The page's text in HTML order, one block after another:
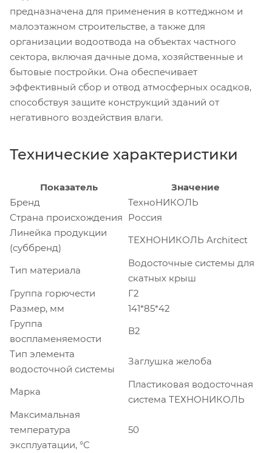
предназначена для применения в коттеджном и
малоэтажном строительстве, а также для
организации водоотвода на объектах частного
сектора, включая дачные дома, хозяйственные и
бытовые постройки. Она обеспечивает
эффективный сбор и отвод атмосферных осадков,
способствуя защите конструкций зданий от
негативного воздействия влаги.
Технические характеристики
Показатель
Значение
Бренд
ТехноНИКОЛЬ
Страна происхождения Россия
Линейка продукции
(суббренд)
ТЕХНОНИКОЛЬ Architect
Тип материала
Водосточные системы для
скатных крыш
Группа горючести
Г2
Размер, мм
141*85*42
Группа
воспламеняемости
В2
Тип элемента
водосточной системы
Заглушка желоба
Марка
Пластиковая водосточная
система ТЕХНОНИКОЛЬ
Максимальная
температура
эксплуатации, °С
50